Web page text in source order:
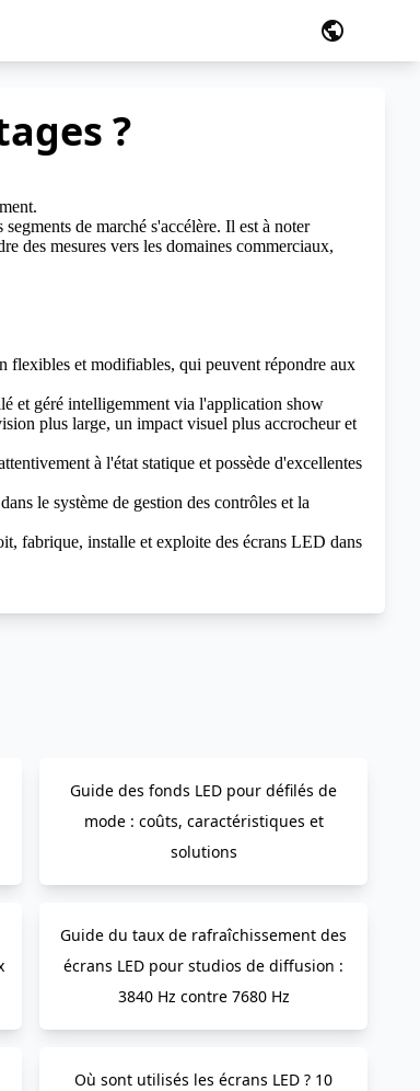
public
?
de marché s'accélère. Il est à noter
des mesures vers les domaines commerciaux,
flexibles et modifiables, qui peuvent répondre aux
et géré intelligemment via l'application show
plus large, un impact visuel plus accrocheur et
à l'état statique et possède d'excellentes
le système de gestion des contrôles et la
fabrique, installe et exploite des écrans LED dans
Guide des fonds LED pour défilés de
mode : coûts, caractéristiques et
solutions
Guide du taux de rafraîchissement des
écrans LED pour studios de diffusion :
3840 Hz contre 7680 Hz
Où sont utilisés les écrans LED ? 10